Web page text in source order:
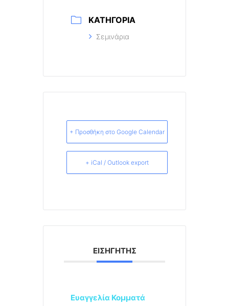
ΚΑΤΗΓΟΡΊΑ
Σεμινάρια
+ Προσθήκη στο Google Calendar
+ iCal / Outlook export
ΕΙΣΗΓΗΤΉΣ
Ευαγγελία Κομματά